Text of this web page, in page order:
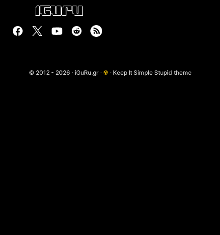
© 2012 - 2026 · iGuRu.gr · ☢ · Keep It Simple Stupid theme